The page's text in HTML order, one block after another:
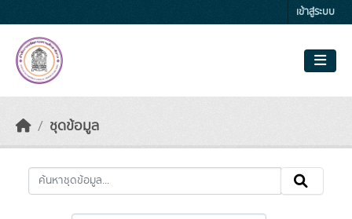
เข้าสู่ระบบ
ชุดข้อมูล